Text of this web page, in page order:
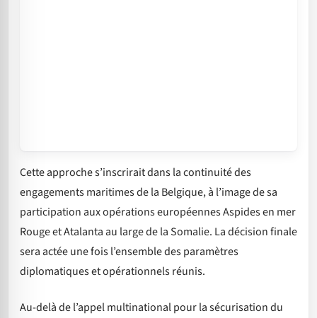
Cette approche s’inscrirait dans la continuité des
engagements maritimes de la Belgique, à l’image de sa
participation aux opérations européennes Aspides en mer
Rouge et Atalanta au large de la Somalie. La décision finale
sera actée une fois l’ensemble des paramètres
diplomatiques et opérationnels réunis.
Au-delà de l’appel multinational pour la sécurisation du